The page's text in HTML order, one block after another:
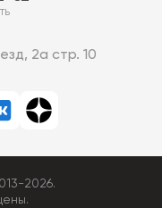
2а стр. 10
2026.